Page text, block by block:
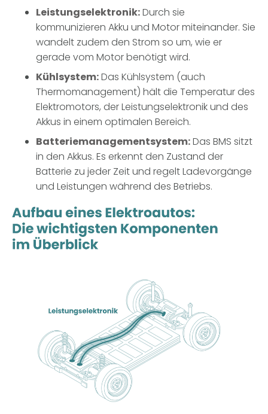
Leistungselektronik:Durch sie
kommunizieren Akku und Motor miteinander. Sie
wandelt zudem den Strom so um, wie er
gerade vom Motor benötigt wird.
Kühlsystem:Das Kühlsystem (auch
Thermomanagement) hält die Temperatur des
Elektromotors, der Leistungselektronik und des
Akkus in einem optimalen Bereich.
Batteriemanagementsystem:Das BMS sitzt
in den Akkus. Es erkennt den Zustand der
Batterie zu jeder Zeit und regelt Ladevorgänge
und Leistungen während des Betriebs.